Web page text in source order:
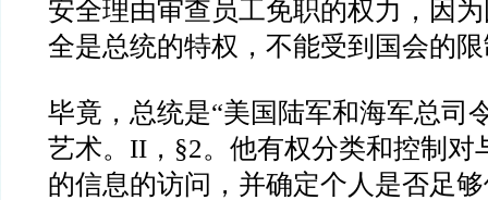
安全理由审查员工免职的权力，因
全是总统的特权，不能受到国会的
毕竟，总统是“美国陆军和海军总司
艺术。 II ， §2。他有权分类和控制对
的信息的访问，并确定个人是否足